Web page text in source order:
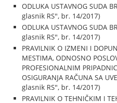
ODLUKA USTAVNOG SUDA
glasnik RS", br. 14/2017)
ODLUKA USTAVNOG SUDA
glasnik RS", br. 14/2017)
PRAVILNIK O IZMENI I
MESTIMA, ODNOSNO
PROFESIONALNIM
OSIGURANJA RAČUNA SA
glasnik RS", br. 14/2017)
PRAVILNIK O TEHNIČKIM I